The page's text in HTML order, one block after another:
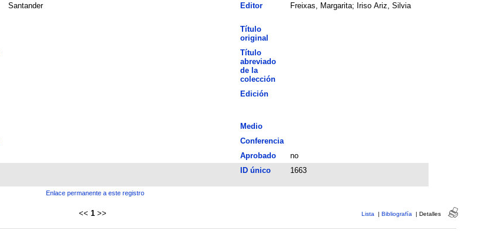
Santander Editor Freixas, Margarita; Iriso Ariz, Silvia
Título
original
Título
abreviado
de la
colección
Edición
Medio
Conferencia
Aprobado
no
ID único 1663
Enlace permanente a este registro
<< 1 >> Lista | Bibliografía | Detalles